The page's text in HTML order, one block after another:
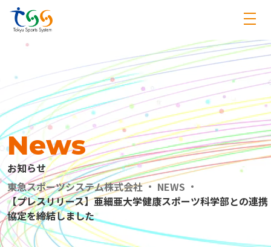
東急スポーツシステム株式会社
NEWS
【プレスリリース】亜細亜大学健康スポーツ科学部との連携
協定を締結しました
News
お知らせ